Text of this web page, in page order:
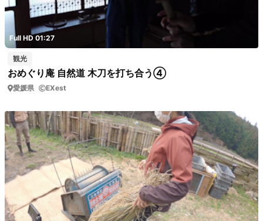
Full HD 01:27
観光
おめぐり庵 自然道 木刀を打ち合う④
愛媛県 EXest